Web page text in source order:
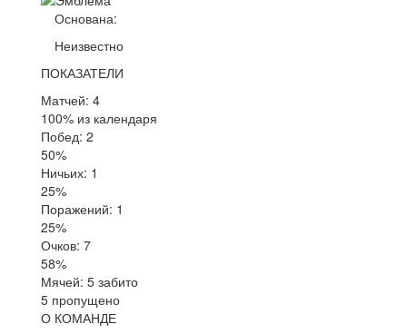
Основана:
Неизвестно
ПОКАЗАТЕЛИ
Матчей: 4
100% из календаря
Побед: 2
50%
Ничьих: 1
25%
Поражений: 1
25%
Очков: 7
58%
Мячей: 5 забито
5 пропущено
О КОМАНДЕ